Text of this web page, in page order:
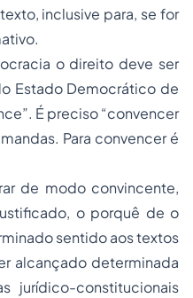
inclusive para, se for
o direito deve ser
Estado Democrático de
É preciso “convencer
Para convencer é
de modo convincente,
o porquê de o
sentido aos textos
alcançado determinada
jurídico-constitucionais